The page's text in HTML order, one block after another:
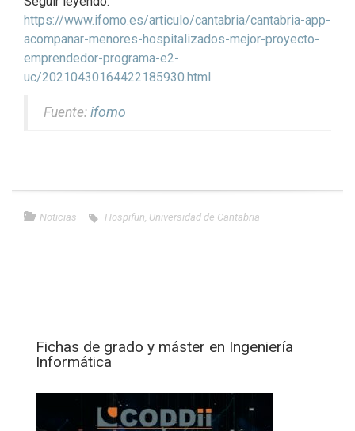
https://www.ifomo.es/articulo/cantabria/cantabria-app-
acompanar-menores-hospitalizados-mejor-proyecto-
emprendedor-programa-e2-
uc/20210430164422185930.html
Fuente: ifomo
Noticias Hospifun, Universidad de Cantabria
Fichas de grado y máster en Ingeniería
Informática